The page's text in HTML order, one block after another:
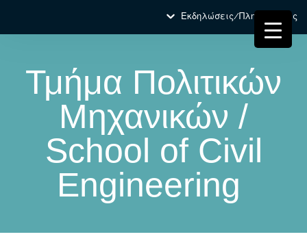
Εκδηλώσεις/Πληροφορίες
Τμήμα Πολιτικών
Μηχανικών /
School of Civil
Engineering